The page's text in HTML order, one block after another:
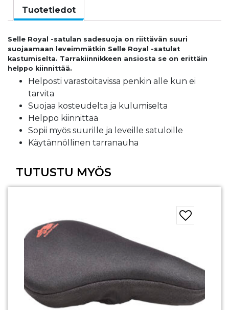
SATULAN
SUOJA
Tuotetiedot
Selle Royal -satulan sadesuoja on riittävän suuri
suojaamaan leveimmätkin Selle Royal -satulat
kastumiselta. Tarrakiinnikkeen ansiosta se on erittäin
helppo kiinnittää.
Helposti varastoitavissa penkin alle kun ei
tarvita
Suojaa kosteudelta ja kulumiselta
Helppo kiinnittää
Sopii myös suurille ja leveille satuloille
Käytännöllinen tarranauha
TUTUSTU MYÖS